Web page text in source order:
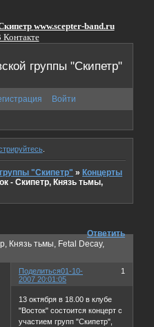
www.scepter-band.ru
группы "Скипетр"
Войти
.
"Скипетр" »Концерты
- Скипетр, Князь тьмы,
Князь тьмы, Fetal Decay,
Ответить
Поделиться 1
01-10-
2007 20:01:05
13 октября в 18.00 в клубе
"Восток" состоится концерт с
участием групп "Скипетр",